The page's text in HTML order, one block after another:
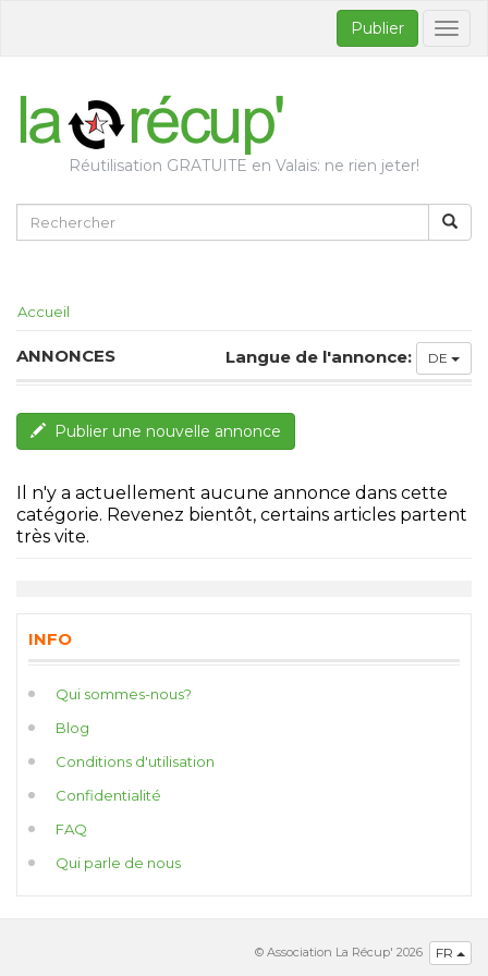
Publier
Réutilisation GRATUITE en Valais: ne rien jeter!
Accueil
ANNONCES Langue de l'annonce: DE
Publier une nouvelle annonce
Il n'y a actuellement aucune annonce dans cette
catégorie. Revenez bientôt, certains articles partent
très vite.
INFO
Qui sommes-nous?
Blog
Conditions d'utilisation
Confidentialité
FAQ
Qui parle de nous
FR
© Association La Récup' 2026